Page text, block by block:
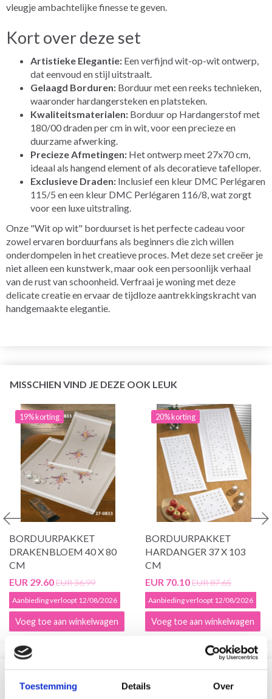
Toestemming Details Over
vleugje ambachtelijke finesse te geven.
Kort over deze set
Artistieke Elegantie: Een verfijnd wit-op-wit ontwerp,
dat eenvoud en stijl uitstraalt.
Gelaagd Borduren: Borduur met een reeks technieken,
waaronder hardangersteken en platsteken.
Kwaliteitsmaterialen: Borduur op Hardangerstof met
180/00 draden per cm in wit, voor een precieze en
duurzame afwerking.
Precieze Afmetingen: Het ontwerp meet 27x70 cm,
ideaal als hangend element of als decoratieve tafelloper.
Exclusieve Draden: Inclusief een kleur DMC Perlégaren
115/5 en een kleur DMC Perlégaren 116/8, wat zorgt
voor een luxe uitstraling.
Onze "Wit op wit" borduurset is het perfecte cadeau voor
zowel ervaren borduurfans als beginners die zich willen
onderdompelen in het creatieve proces. Met deze set creëer je
niet alleen een kunstwerk, maar ook een persoonlijk verhaal
van de rust van schoonheid. Verfraai je woning met deze
delicate creatie en ervaar de tijdloze aantrekkingskracht van
handgemaakte elegantie.
MISSCHIEN VIND JE DEZE OOK LEUK
19% korting
BORDUURPAKKET
DRAKENBLOEM 40 X 80
CM
EUR 29.60EUR 36.99
Aanbieding verloopt 12/08/2026
Voeg toe aan winkelwagen
20% korting
BORDUURPAKKET
HARDANGER 37 X 103
CM
EUR 70.10EUR 87.65
Aanbieding verloopt 12/08/2026
Voeg toe aan winkelwagen